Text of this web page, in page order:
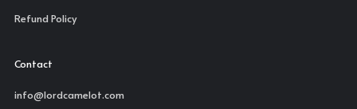
Refund Policy
Contact
info@lordcamelot.com